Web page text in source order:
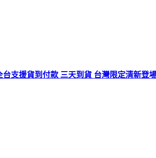
支援貨到付款 三天到貨 台灣限定清新登